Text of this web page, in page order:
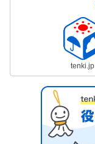
tenki.jp